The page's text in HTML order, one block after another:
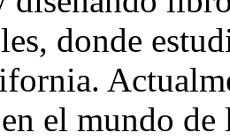
donde
el mundo